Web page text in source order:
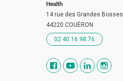
Health
14 rue des Grandes Bosses
44220 COUËRON
02 40 16 98 76